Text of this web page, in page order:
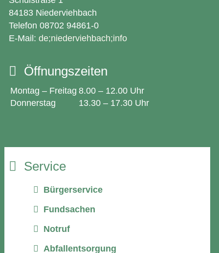
84183 Niederviehbach
Telefon 08702 94861-0
E-Mail: de;niederviehbach;info
Öffnungszeiten
Montag – Freitag 8.00 – 12.00 Uhr
Donnerstag
13.30 – 17.30 Uhr
Service
Bürgerservice
Fundsachen
Notruf
Abfallentsorgung